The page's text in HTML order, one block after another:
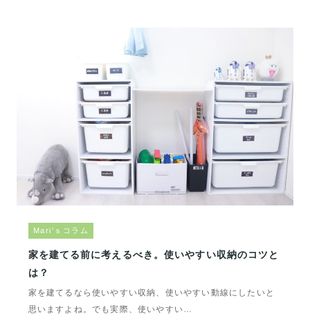
Mari’ｓコラム
家を建てる前に考えるべき。使いやすい収納のコツと
は？
家を建てるなら使いやすい収納、使いやすい動線にしたいと
思いますよね。でも実際、使いやすい…